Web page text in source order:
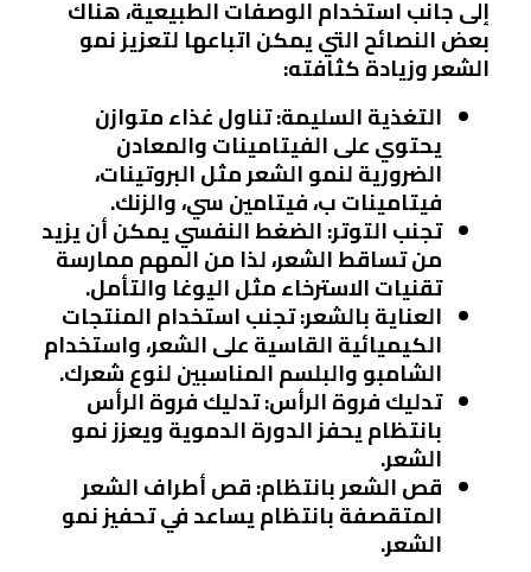
إلى جانب استخدام الوصفات الطبيعية، هناك
بعض النصائح التي يمكن اتباعها لتعزيز نمو
الشعر وزيادة كثافته:
التغذية السليمة:تناول غذاء متوازن
يحتوي على الفيتامينات والمعادن
الضرورية لنمو الشعر مثل البروتينات،
فيتامينات ب، فيتامين سي، والزنك.
تجنب التوتر:الضغط النفسي يمكن أن يزيد
من تساقط الشعر، لذا من المهم ممارسة
تقنيات الاسترخاء مثل اليوغا والتأمل.
العناية بالشعر:تجنب استخدام المنتجات
الكيميائية القاسية على الشعر، واستخدام
الشامبو والبلسم المناسبين لنوع شعرك.
تدليك فروة الرأس:تدليك فروة الرأس
بانتظام يحفز الدورة الدموية ويعزز نمو
الشعر.
قص الشعر بانتظام:قص أطراف الشعر
المتقصفة بانتظام يساعد في تحفيز نمو
الشعر.